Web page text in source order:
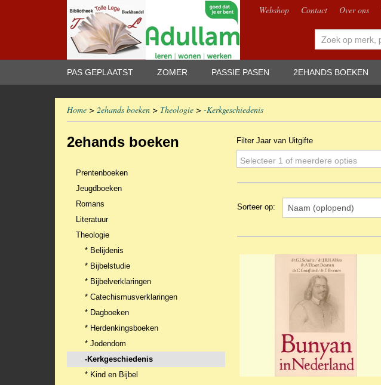
Webshop Contact Over ons
PAS GEPLAATST ZOMER PASSIE PASEN 2EHANDS BOEKEN
Home > 2ehands boeken > Theologie > -Kerkgeschiedenis
2ehands boeken
Prentenboeken
Jeugdboeken
Romans
Literatuur
Theologie
* Belijdenis
* Bijbelstudie
* Bijbelverklaringen
* Catechismusverklaringen
* Dagboeken
* Herdenkingsboeken
* Jodendom
-Kerkgeschiedenis
* Kind en Bijbel
Filter Jaar van Uitgifte
Selecteer 1 of meerdere opties
Sorteer op: